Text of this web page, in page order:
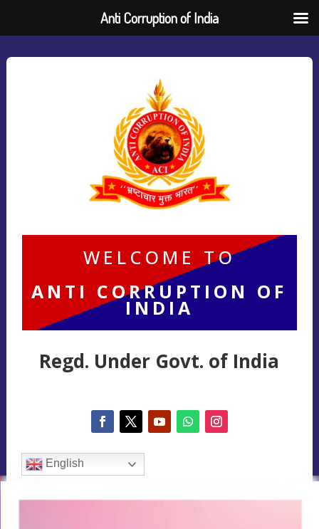
WELCOME TO
ANTI CORRUPTION OF
INDIA
Regd. Under Govt. of India
English
Anti Corruption of India